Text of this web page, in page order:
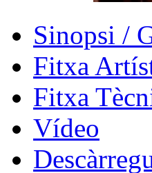
Sinopsi /
Fitxa
Fitxa
Vídeo